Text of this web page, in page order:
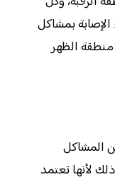
بمشاكل
منطقة الظهر
المشاكل
لأنها تعتمد